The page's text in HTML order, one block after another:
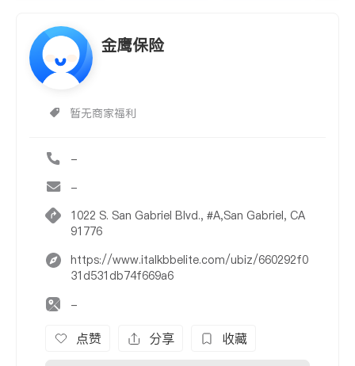
金鹰保险
暂无商家福利
-
-
1022 S. San Gabriel Blvd., #A,San Gabriel, CA
91776
https://www.italkbbelite.com/ubiz/660292f0
31d531db74f669a6
-
点赞 分享 收藏